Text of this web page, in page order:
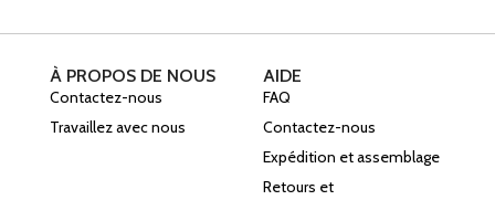
À PROPOS DE NOUS
Contactez-nous
Travaillez avec nous
AIDE
FAQ
Contactez-nous
Expédition et assemblage
Retours et